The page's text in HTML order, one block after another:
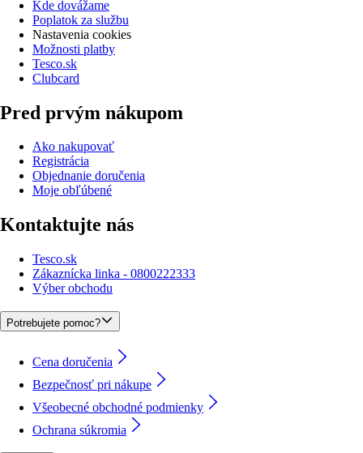
Kde dovážame
Poplatok za službu
Nastavenia cookies
Možnosti platby
Tesco.sk
Clubcard
Pred prvým nákupom
Ako nakupovať
Registrácia
Objednanie doručenia
Moje obľúbené
Kontaktujte nás
Tesco.sk
Zákaznícka linka - 0800222333
Výber obchodu
Potrebujete pomoc?
Cena doručenia
Bezpečnosť pri nákupe
Všeobecné obchodné podmienky
Ochrana súkromia